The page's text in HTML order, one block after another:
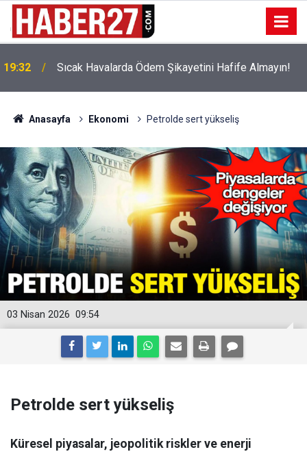
19:32 Sıcak Havalarda Ödem Şikayetini Hafife Almayın!
Anasayfa Ekonomi Petrolde sert yükseliş
09:54
03 Nisan 2026
Petrolde sert yükseliş
Küresel piyasalar, jeopolitik riskler ve enerji